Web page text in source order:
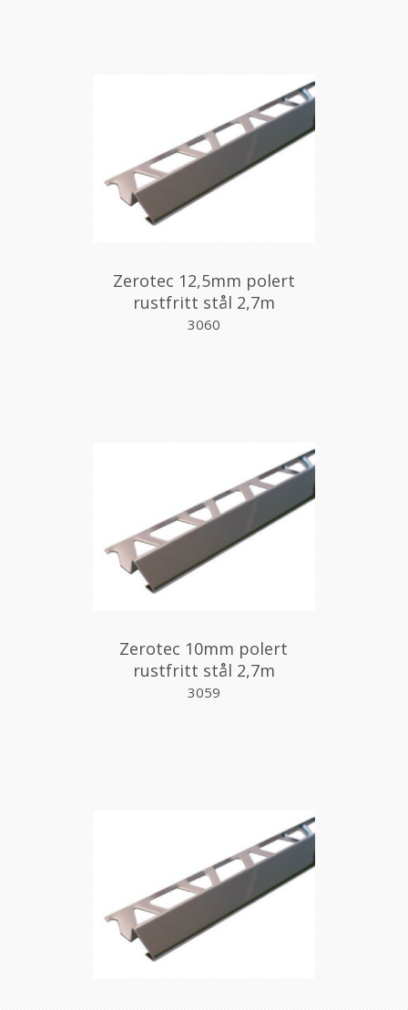
Zerotec 12,5mm polert
rustfritt stål 2,7m
3060
Zerotec 10mm polert
rustfritt stål 2,7m
3059